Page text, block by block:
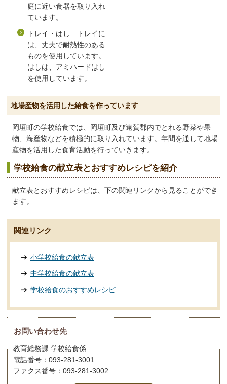
庭に近い食器を取り入れ
ています。
トレイ・はし トレイに
は、丈夫で耐熱性のある
ものを使用しています。
はしは、アミハードはし
を使用しています。
地場産物を活用した給食を作っています
岡垣町の学校給食では、岡垣町及び遠賀郡内でとれる野菜や果
物、海産物などを積極的に取り入れています。年間を通して地場
産物を活用した食育活動を行っていきます。
学校給食の献立表とおすすめレシピを紹介
献立表とおすすめレシピは、下の関連リンクから見ることができ
ます。
関連リンク
小学校給食の献立表
中学校給食の献立表
学校給食のおすすめレシピ
お問い合わせ先
教育総務課 学校給食係
電話番号：093-281-3001
ファクス番号：093-281-3002